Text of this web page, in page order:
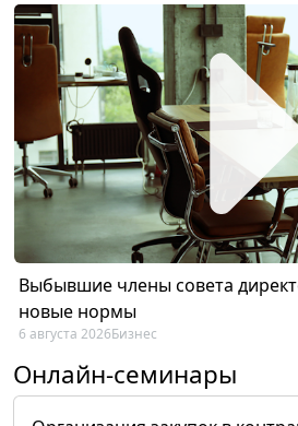
Выбывшие члены совета
новые нормы
6 августа 2026Бизнес
Онлайн-семинары